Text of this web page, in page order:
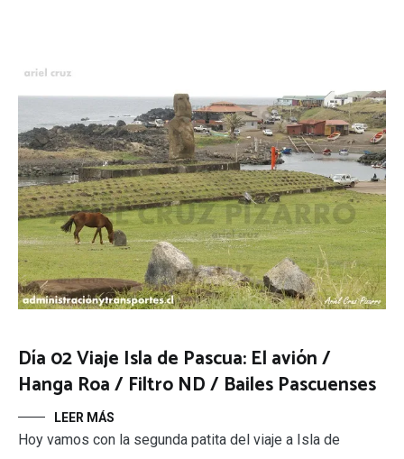
Día 02 Viaje Isla de Pascua: El avión /
Hanga Roa / Filtro ND / Bailes Pascuenses
LEER MÁS
Hoy vamos con la segunda patita del viaje a Isla de